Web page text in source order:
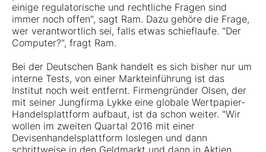
einige regulatorische und rechtliche Fragen sind
immer noch offen", sagt Ram. Dazu gehöre die Frage,
wer verantwortlich sei, falls etwas schieflaufe. "Der
Computer?", fragt Ram.
Bei der Deutschen Bank handelt es sich bisher nur um
interne Tests, von einer Markteinführung ist das
Institut noch weit entfernt. Firmengründer Olsen, der
mit seiner Jungfirma Lykke eine globale Wertpapier-
Handelsplattform aufbaut, ist da schon weiter. "Wir
wollen im zweiten Quartal 2016 mit einer
Devisenhandelsplattform loslegen und dann